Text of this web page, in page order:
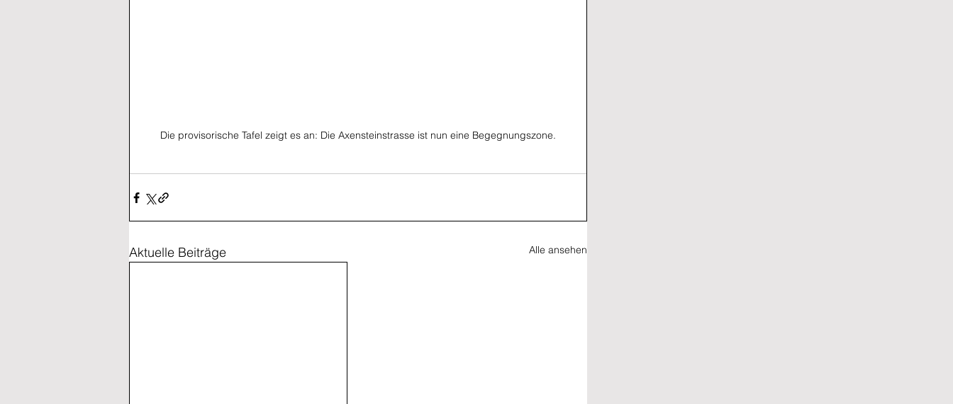
Die provisorische Tafel zeigt es an: Die Axensteinstrasse ist nun eine Begegnungszone.
Aktuelle Beiträge Alle ansehen